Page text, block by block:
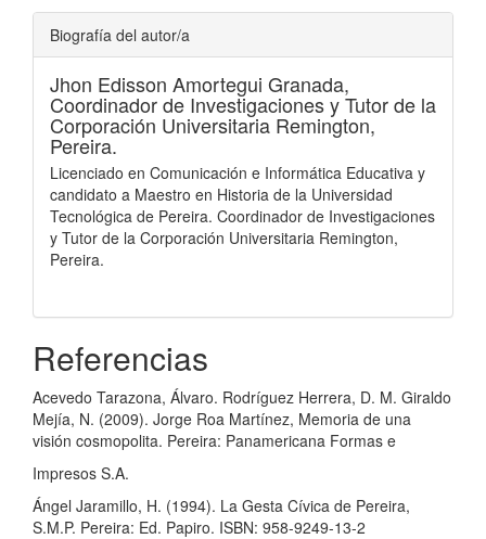
Biografía del autor/a
Jhon Edisson Amortegui Granada,
Coordinador de Investigaciones y Tutor de la
Corporación Universitaria Remington,
Pereira.
Licenciado en Comunicación e Informática Educativa y
candidato a Maestro en Historia de la Universidad
Tecnológica de Pereira. Coordinador de Investigaciones
y Tutor de la Corporación Universitaria Remington,
Pereira.
Referencias
Acevedo Tarazona, Álvaro. Rodríguez Herrera, D. M. Giraldo
Mejía, N. (2009). Jorge Roa Martínez, Memoria de una
visión cosmopolita. Pereira: Panamericana Formas e
Impresos S.A.
Ángel Jaramillo, H. (1994). La Gesta Cívica de Pereira,
S.M.P. Pereira: Ed. Papiro. ISBN: 958-9249-13-2